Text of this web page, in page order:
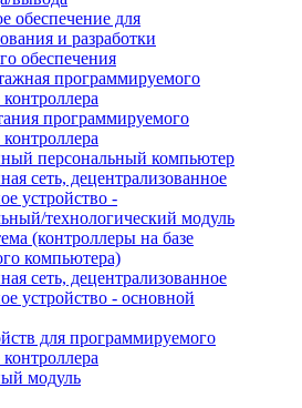
обеспечение для
и разработки
обеспечения
программируемого
программируемого
персональный компьютер
сеть, децентрализованное
устройство -
технологический модуль
(контроллеры на базе
компьютера)
сеть, децентрализованное
устройство - основной
для программируемого
модуль